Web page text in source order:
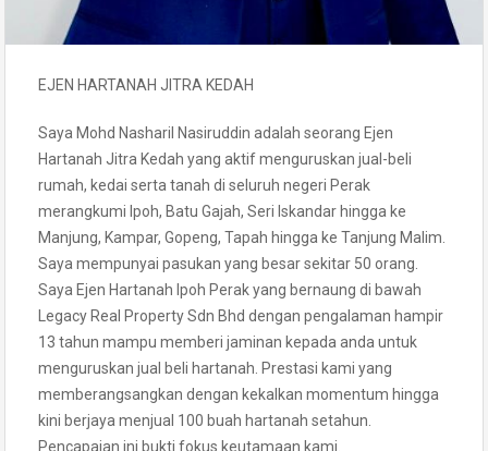
EJEN HARTANAH JITRA KEDAH
Saya Mohd Nasharil Nasiruddin adalah seorang Ejen
Hartanah Jitra Kedah yang aktif menguruskan jual-beli
rumah, kedai serta tanah di seluruh negeri Perak
merangkumi Ipoh, Batu Gajah, Seri Iskandar hingga ke
Manjung, Kampar, Gopeng, Tapah hingga ke Tanjung Malim.
Saya mempunyai pasukan yang besar sekitar 50 orang.
Saya Ejen Hartanah Ipoh Perak yang bernaung di bawah
Legacy Real Property Sdn Bhd dengan pengalaman hampir
13 tahun mampu memberi jaminan kepada anda untuk
menguruskan jual beli hartanah. Prestasi kami yang
memberangsangkan dengan kekalkan momentum hingga
kini berjaya menjual 100 buah hartanah setahun.
Pencapaian ini bukti fokus keutamaan kami.